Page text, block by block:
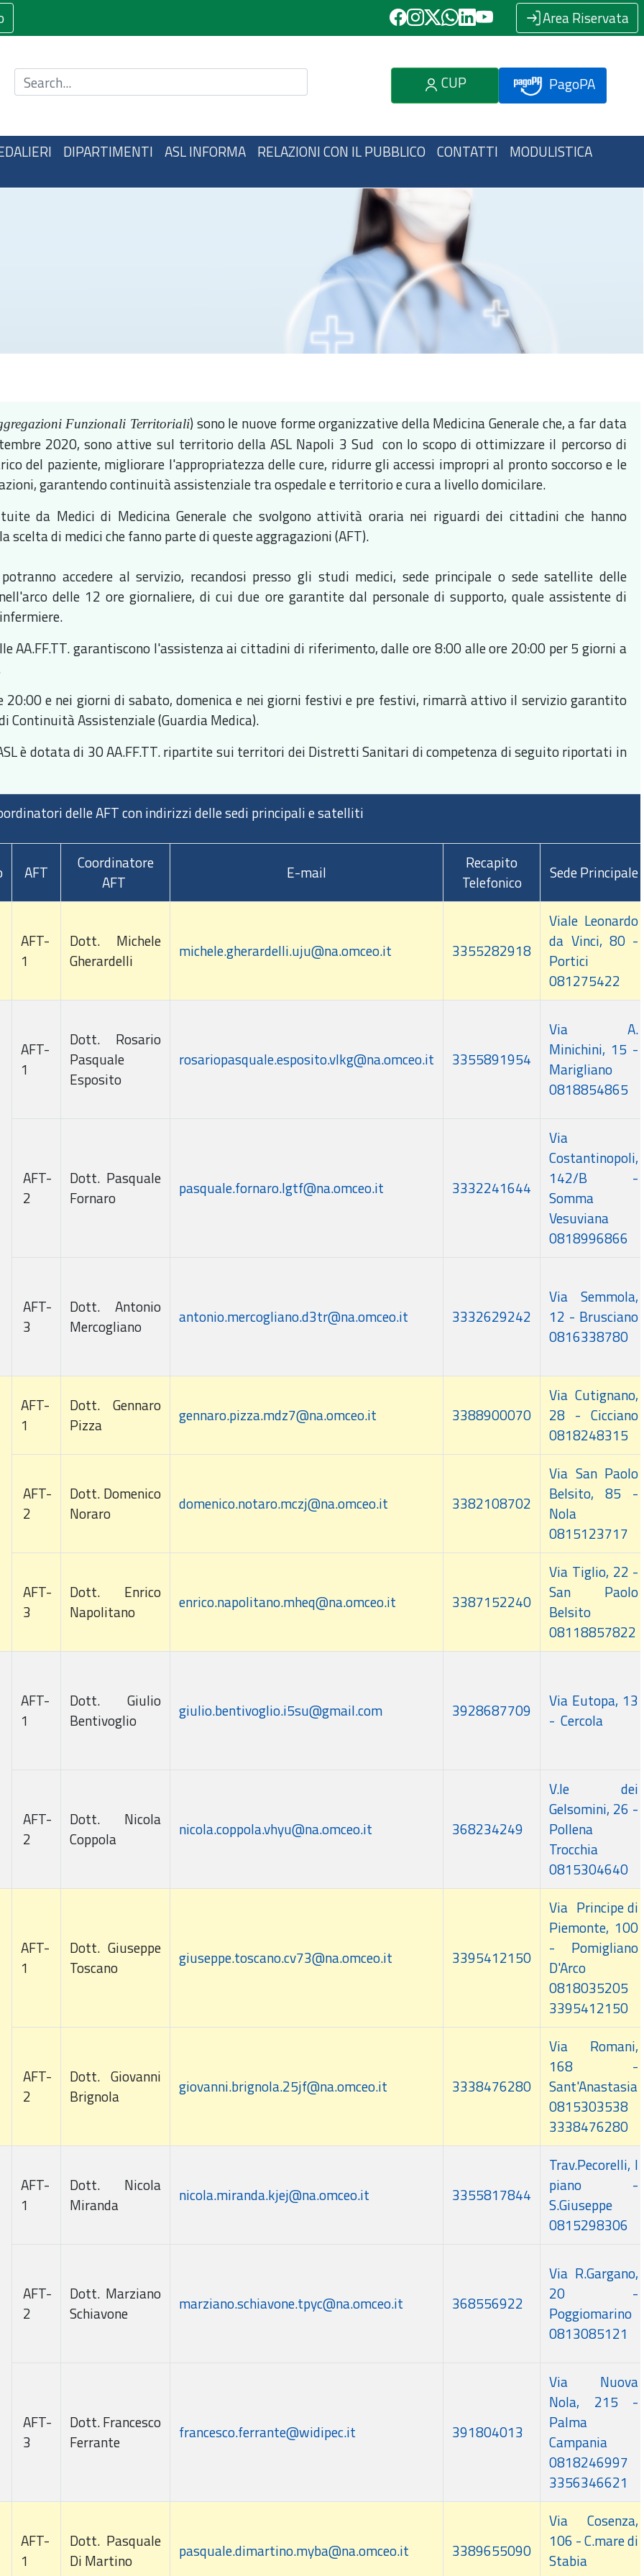
Area Riservata
Cerca nel sito CUP PagoPA
DIPARTIMENTI ASL INFORMA RELAZIONI CON IL PUBBLICO CONTATTI MODULISTICA
Funzionali Territoriali) sono le nuove forme organizzative della Medicina Generale che, a far data
2020, sono attive sul territorio della ASL Napoli 3 Sud con lo scopo di ottimizzare il percorso di
del paziente, migliorare l'appropriatezza delle cure, ridurre gli accessi impropri al pronto soccorso e le
garantendo continuità assistenziale tra ospedale e territorio e cura a livello domicilare.
da Medici di Medicina Generale che svolgono attività oraria nei riguardi dei cittadini che hanno
scelta di medici che fanno parte di queste aggragazioni (AFT).
accedere al servizio, recandosi presso gli studi medici, sede principale o sede satellite delle
nell'arco delle 12 ore giornaliere, di cui due ore garantite dal personale di supporto, quale assistente di
AA.FF.TT. garantiscono l'assistenza ai cittadini di riferimento, dalle ore 8:00 alle ore 20:00 per 5 giorni a
20:00 e nei giorni di sabato, domenica e nei giorni festivi e pre festivi, rimarrà attivo il servizio garantito
Continuità Assistenziale (Guardia Medica).
è dotata di 30 AA.FF.TT. ripartite sui territori dei Distretti Sanitari di competenza di seguito riportati in
delle AFT con indirizzi delle sedi principali e satelliti
AFT
Coordinatore
AFT
E-mail
Recapito
Telefonico
Sede Principale
AFT-
1
Dott. Michele
Gherardelli
michele.gherardelli.uju@na.omceo.it 3355282918
Viale Leonardo
da Vinci, 80 -
Portici
081275422
AFT-
1
Dott. Rosario
Pasquale
Esposito
rosariopasquale.esposito.vlkg@na.omceo.it 3355891954
Via A.
Minichini, 15 -
Marigliano
0818854865
AFT-
2
Dott. Pasquale
Fornaro
pasquale.fornaro.lgtf@na.omceo.it 3332241644
Via
Costantinopoli,
142/B -
Somma
Vesuviana
0818996866
AFT-
3
Dott. Antonio
Mercogliano
antonio.mercogliano.d3tr@na.omceo.it 3332629242
Via Semmola,
12 - Brusciano
0816338780
AFT-
1
Dott. Gennaro
Pizza
gennaro.pizza.mdz7@na.omceo.it 3388900070
Via Cutignano,
28 - Cicciano
0818248315
AFT-
2
Dott. Domenico
Noraro
domenico.notaro.mczj@na.omceo.it 3382108702
Via San Paolo
Belsito, 85 -
Nola
0815123717
AFT-
3
Dott. Enrico
Napolitano
enrico.napolitano.mheq@na.omceo.it 3387152240
Via Tiglio, 22 -
San Paolo
Belsito
08118857822
AFT-
1
Dott. Giulio
Bentivoglio
giulio.bentivoglio.i5su@gmail.com 3928687709
Via Eutopa, 13
- Cercola
AFT-
2
Dott. Nicola
Coppola
nicola.coppola.vhyu@na.omceo.it 368234249
V.le dei
Gelsomini, 26 -
Pollena
Trocchia
0815304640
AFT-
1
Dott. Giuseppe
Toscano
giuseppe.toscano.cv73@na.omceo.it 3395412150
Via Principe di
Piemonte, 100
- Pomigliano
D'Arco
0818035205
3395412150
AFT-
2
Dott. Giovanni
Brignola
giovanni.brignola.25jf@na.omceo.it 3338476280
Via Romani,
168 -
Sant'Anastasia
0815303538
3338476280
AFT-
1
Dott. Nicola
Miranda
nicola.miranda.kjej@na.omceo.it 3355817844
Trav.Pecorelli, I
piano -
S.Giuseppe
0815298306
AFT-
2
Dott. Marziano
Schiavone
marziano.schiavone.tpyc@na.omceo.it 368556922
Via R.Gargano,
20 -
Poggiomarino
0813085121
AFT-
3
Dott. Francesco
Ferrante
francesco.ferrante@widipec.it 391804013
Via Nuova
Nola, 215 -
Palma
Campania
0818246997
3356346621
AFT-
1
Dott. Pasquale
Di Martino
pasquale.dimartino.myba@na.omceo.it 3389655090
Via Cosenza,
106 - C.mare di
Stabia